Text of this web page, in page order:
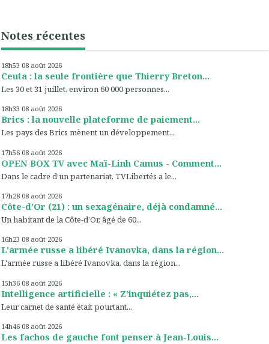
Notes récentes
18h53 08 août 2026
Ceuta : la seule frontière que Thierry Breton...
Les 30 et 31 juillet, environ 60 000 personnes...
18h33 08 août 2026
Brics : la nouvelle plateforme de paiement...
Les pays des Brics mènent un développement...
17h56 08 août 2026
OPEN BOX TV avec Maï-Linh Camus - Comment...
Dans le cadre d’un partenariat, TVLibertés a le...
17h28 08 août 2026
Côte-d’Or (21) : un sexagénaire, déjà condamné...
Un habitant de la Côte-d’Or, âgé de 60...
16h23 08 août 2026
L'armée russe a libéré Ivanovka, dans la région...
L'armée russe a libéré Ivanovka, dans la région...
15h36 08 août 2026
Intelligence artificielle : « Z’inquiétez pas,...
Leur carnet de santé était pourtant...
14h46 08 août 2026
Les fachos de gauche font penser à Jean-Louis...